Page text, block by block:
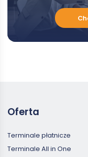
Chcę
Oferta
Terminale płatnicze
Terminale All in One